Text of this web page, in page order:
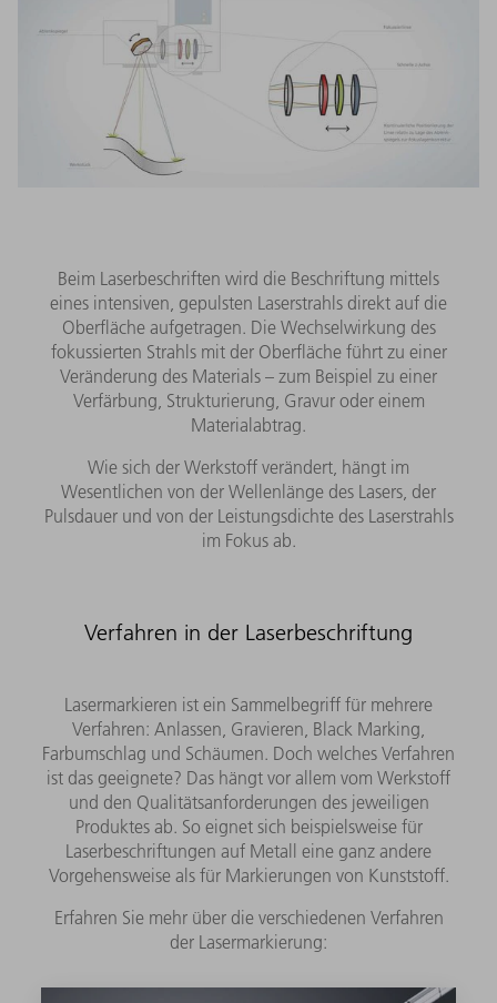
Beim Laserbeschriften wird die Beschriftung mittels
eines intensiven, gepulsten Laserstrahls direkt auf die
Oberfläche aufgetragen. Die Wechselwirkung des
fokussierten Strahls mit der Oberfläche führt zu einer
Veränderung des Materials – zum Beispiel zu einer
Verfärbung, Strukturierung, Gravur oder einem
Materialabtrag.
Wie sich der Werkstoff verändert, hängt im
Wesentlichen von der Wellenlänge des Lasers, der
Pulsdauer und von der Leistungsdichte des Laserstrahls
im Fokus ab.
Verfahren in der Laserbeschriftung
Lasermarkieren ist ein Sammelbegriff für mehrere
Verfahren: Anlassen, Gravieren, Black Marking,
Farbumschlag und Schäumen. Doch welches Verfahren
ist das geeignete? Das hängt vor allem vom Werkstoff
und den Qualitätsanforderungen des jeweiligen
Produktes ab. So eignet sich beispielsweise für
Laserbeschriftungen auf Metall eine ganz andere
Vorgehensweise als für Markierungen von Kunststoff.
Erfahren Sie mehr über die verschiedenen Verfahren
der Lasermarkierung: